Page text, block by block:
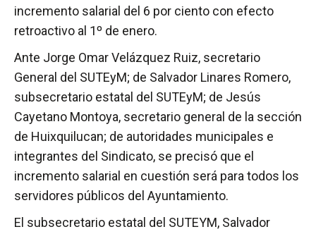
incremento salarial del 6 por ciento con efecto
retroactivo al 1º de enero.
Ante Jorge Omar Velázquez Ruiz, secretario
General del SUTEyM; de Salvador Linares Romero,
subsecretario estatal del SUTEyM; de Jesús
Cayetano Montoya, secretario general de la sección
de Huixquilucan; de autoridades municipales e
integrantes del Sindicato, se precisó que el
incremento salarial en cuestión será para todos los
servidores públicos del Ayuntamiento.
El subsecretario estatal del SUTEYM, Salvador